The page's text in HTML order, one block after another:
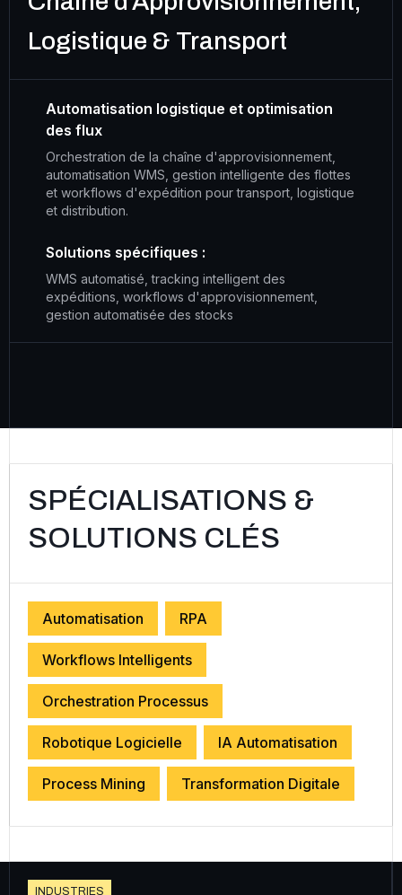
Logistique & Transport
Automatisation logistique et optimisation
des flux
Orchestration de la chaîne d'approvisionnement,
automatisation WMS, gestion intelligente des flottes
et workflows d'expédition pour transport, logistique
et distribution.
Solutions spécifiques :
WMS automatisé, tracking intelligent des
expéditions, workflows d'approvisionnement,
gestion automatisée des stocks
SPÉCIALISATIONS &
SOLUTIONS CLÉS
Automatisation RPA
Workflows Intelligents
Orchestration Processus
Robotique Logicielle IA Automatisation
Process Mining Transformation Digitale
N DUST R ES